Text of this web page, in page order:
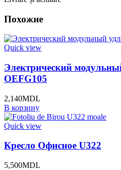
Похожие
Quick view
Электрический
OEFG105
2,140MDL
В корзину
Quick view
Кресло Офисное U322
5,500MDL